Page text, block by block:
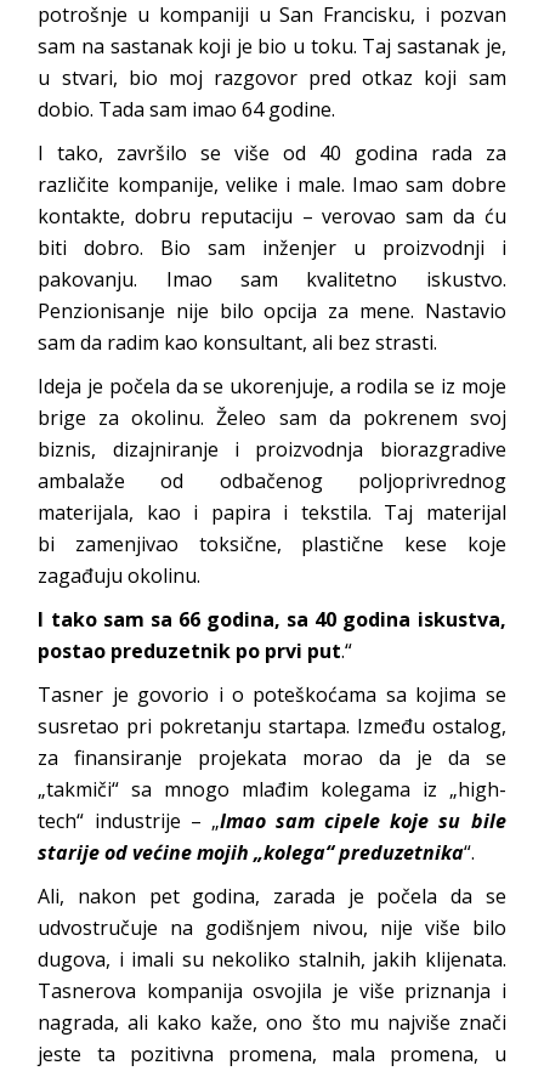
potrošnje u kompaniji u San Francisku, i pozvan
sam na sastanak koji je bio u toku. Taj sastanak je,
u stvari, bio moj razgovor pred otkaz koji sam
dobio. Tada sam imao 64 godine.
I tako, završilo se više od 40 godina rada za
različite kompanije, velike i male. Imao sam dobre
kontakte, dobru reputaciju – verovao sam da ću
biti dobro. Bio sam inženjer u proizvodnji i
pakovanju. Imao sam kvalitetno iskustvo.
Penzionisanje nije bilo opcija za mene. Nastavio
sam da radim kao konsultant, ali bez strasti.
Ideja je počela da se ukorenjuje, a rodila se iz moje
brige za okolinu. Želeo sam da pokrenem svoj
biznis, dizajniranje i proizvodnja biorazgradive
ambalaže od odbačenog poljoprivrednog
materijala, kao i papira i tekstila. Taj materijal
bi zamenjivao toksične, plastične kese koje
zagađuju okolinu.
I tako sam sa 66 godina, sa 40 godina iskustva,
postao preduzetnik po prvi put.“
Tasner je govorio i o poteškoćama sa kojima se
susretao pri pokretanju startapa. Između ostalog,
za finansiranje projekata morao da je da se
„takmiči“ sa mnogo mlađim kolegama iz „high-
tech“ industrije – „Imao sam cipele koje su bile
starije od većine mojih „kolega“ preduzetnika“.
Ali, nakon pet godina, zarada je počela da se
udvostručuje na godišnjem nivou, nije više bilo
dugova, i imali su nekoliko stalnih, jakih klijenata.
Tasnerova kompanija osvojila je više priznanja i
nagrada, ali kako kaže, ono što mu najviše znači
jeste ta pozitivna promena, mala promena, u